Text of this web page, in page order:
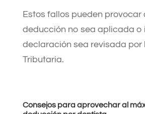
Estos fallos pueden provocar
deducción no sea aplicada o
declaración sea revisada por
Tributaria.
Consejos para aprovechar al